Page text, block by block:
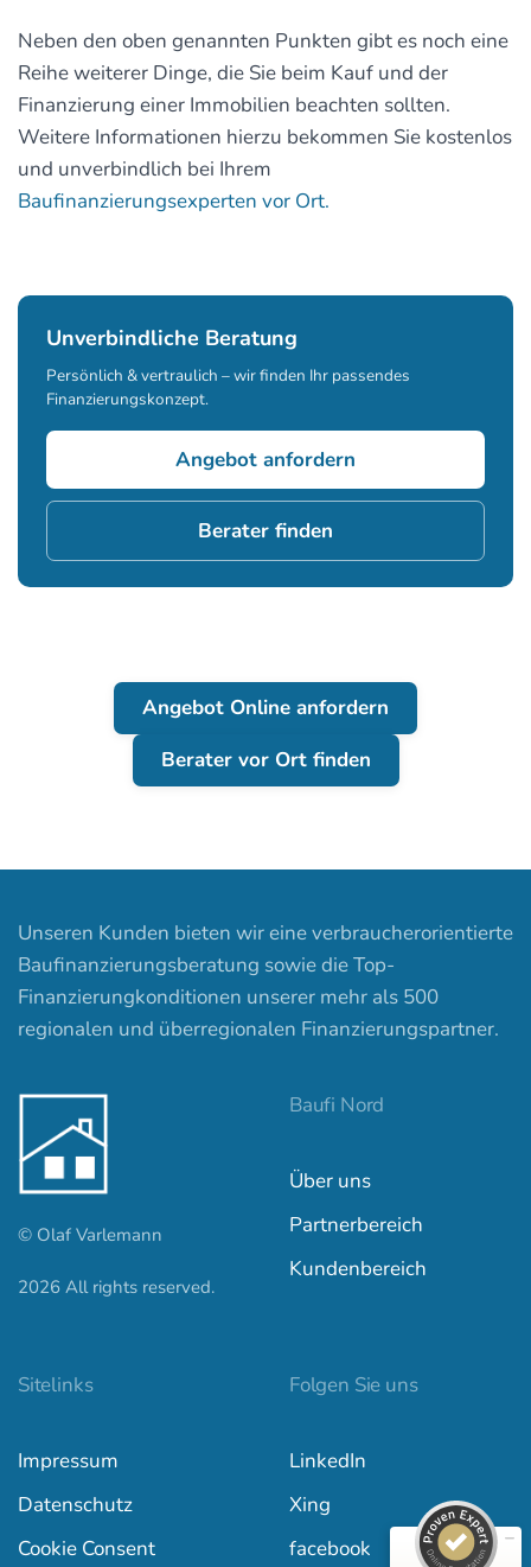
Neben den oben genannten Punkten gibt es noch eine
Reihe weiterer Dinge, die Sie beim Kauf und der
Finanzierung einer Immobilien beachten sollten.
Weitere Informationen hierzu bekommen Sie kostenlos
und unverbindlich bei Ihrem
Baufinanzierungsexperten vor Ort.
Unverbindliche Beratung
Persönlich & vertraulich – wir finden Ihr passendes
Finanzierungskonzept.
Angebot anfordern
Berater finden
Angebot Online anfordern
Berater vor Ort finden
Unseren Kunden bieten wir eine verbraucherorientierte
Baufinanzierungsberatung sowie die Top-
Finanzierungkonditionen unserer mehr als 500
regionalen und überregionalen Finanzierungspartner.
© Olaf Varlemann
2026 All rights reserved.
Baufi Nord
Über uns
Partnerbereich
Kundenbereich
Sitelinks
Impressum
Datenschutz
Cookie Consent
Folgen Sie uns
LinkedIn
Xing
facebook
baufi-nord.de
557
842